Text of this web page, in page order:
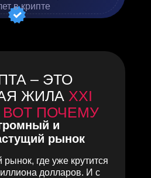
в крипте
где уже крутится
долларов. И с
и
рынок
– ЭТО
ЖИЛА XXI
ВОТ ПОЧЕМУ